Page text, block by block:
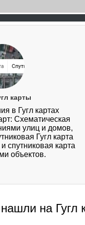
карты
в Гугл картах
Схематическая
улиц и домов,
Гугл карта
спутниковая карта
объектов.
на